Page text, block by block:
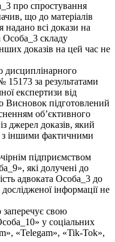
про спростування
що до матеріалів
всі докази на
Особа_3 складу
доказів на цей час не
за результатами
експертизи від
Висновок підготовлений
об’єктивного
джерел доказів, який
з іншими фактичними
підприємством
які долучені до
адвоката Особа_3 до
інформації не
свою
у соціальних
«Telegam», «Tik-Tok»,